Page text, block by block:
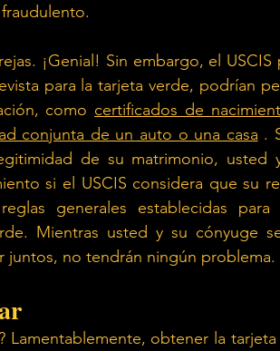
¡Genial! Sin embargo, el
para la tarjeta verde, podrían
como certificados de
conjunta de un auto o una casa .
de su matrimonio, usted
si el USCIS considera que su
generales establecidas para
Mientras usted y su cónyuge
juntos, no tendrán ningún problema.
Lamentablemente, obtener la